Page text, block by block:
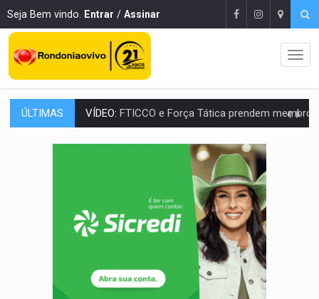
Seja Bem vindo. Entrar / Assinar
ÚLTIMAS INCLUSÃO:Prefeitura fortalece parceria com a APAE para ampliar ações
DEFESA:Exército testa inovações no combate a drones durante
TEMAS SOCIOAMBIENTAIS:Em Itapuã do Oeste, CINEMAZÔNIA leva cinema
Interior de Rondônia terá sábado (8) de calor
INFRAESTRUTURA:Após quase 30 anos de espera, asfalto chega ao
Coreografia de Rondônia estreia na programação do Festival de
ELEIÇÕES 2026:Sgt. Mouza esclarece 'erro de digitação' em declaração de